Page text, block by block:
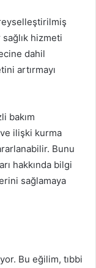
hizmeti
dahil
artırmayı
bakım
ilişki kurma
Bunu
hakkında bilgi
sağlamaya
Bu eğilim, tıbbi